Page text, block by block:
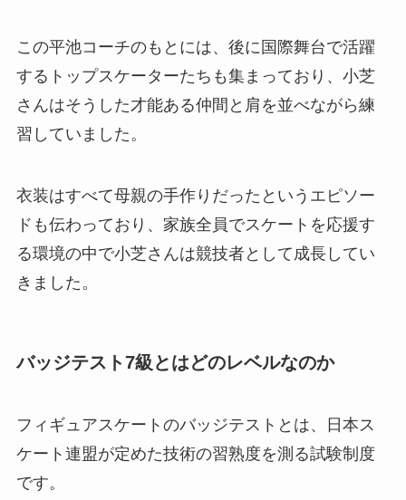
この平池コーチのもとには、後に国際舞台で活躍
するトップスケーターたちも集まっており、小芝
さんはそうした才能ある仲間と肩を並べながら練
習していました。
衣装はすべて母親の手作りだったというエピソー
ドも伝わっており、家族全員でスケートを応援す
る環境の中で小芝さんは競技者として成長してい
きました。
バッジテスト7級とはどのレベルなのか
フィギュアスケートのバッジテストとは、日本ス
ケート連盟が定めた技術の習熟度を測る試験制度
です。